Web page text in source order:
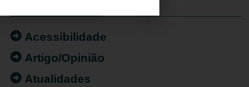
Acessibilidade
Artigo/Opinião
Atualidades